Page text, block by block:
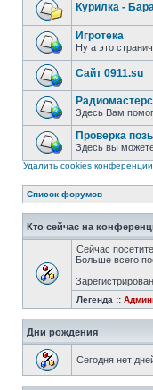
Курилка -
Игротека
Ну а это
Сайт 0911.su
Здесь Вам
Проверка
Здесь вы
Удалить cookies конференции
Список форумов
Кто сейчас на
Сейчас
Больше всего
Легенда ::
Дни рождения
Сегодня нет